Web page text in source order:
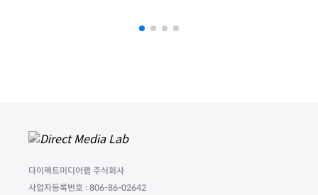
다이렉트미디어랩 주식회사
사업자등록번호 : 806-86-02642